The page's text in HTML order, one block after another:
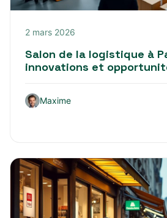
2 mars 2026
Salon de la logistique à
innovations et
Maxime